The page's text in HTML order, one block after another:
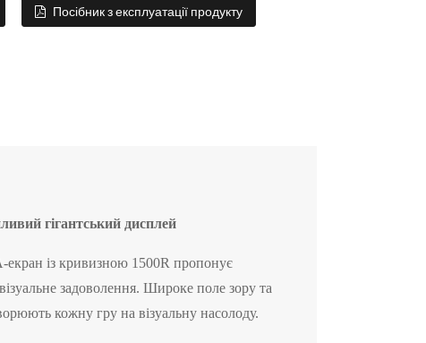
Посібник з експлуатації продукту
гігантський дисплей
із кривизною 1500R пропонує
задоволення. Широке поле зору та
кожну гру на візуальну насолоду.